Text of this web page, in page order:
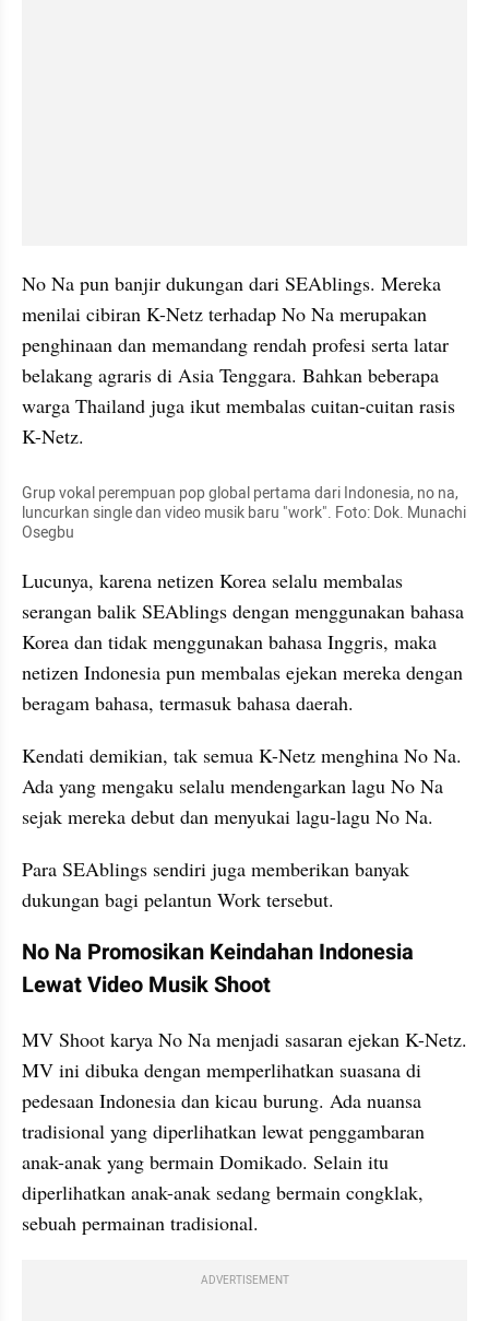
No Na pun banjir dukungan dari SEAblings. Mereka
menilai cibiran K-Netz terhadap No Na merupakan
penghinaan dan memandang rendah profesi serta latar
belakang agraris di Asia Tenggara. Bahkan beberapa
warga Thailand juga ikut membalas cuitan-cuitan rasis
K-Netz.
Grup vokal perempuan pop global pertama dari Indonesia, no na,
luncurkan single dan video musik baru "work". Foto: Dok. Munachi
Osegbu
Lucunya, karena netizen Korea selalu membalas
serangan balik SEAblings dengan menggunakan bahasa
Korea dan tidak menggunakan bahasa Inggris, maka
netizen Indonesia pun membalas ejekan mereka dengan
beragam bahasa, termasuk bahasa daerah.
Kendati demikian, tak semua K-Netz menghina No Na.
Ada yang mengaku selalu mendengarkan lagu No Na
sejak mereka debut dan menyukai lagu-lagu No Na.
Para SEAblings sendiri juga memberikan banyak
dukungan bagi pelantun Work tersebut.
No Na Promosikan Keindahan Indonesia
Lewat Video Musik Shoot
MV Shoot karya No Na menjadi sasaran ejekan K-Netz.
MV ini dibuka dengan memperlihatkan suasana di
pedesaan Indonesia dan kicau burung. Ada nuansa
tradisional yang diperlihatkan lewat penggambaran
anak-anak yang bermain Domikado. Selain itu
diperlihatkan anak-anak sedang bermain congklak,
sebuah permainan tradisional.
ADVERTISEMENT